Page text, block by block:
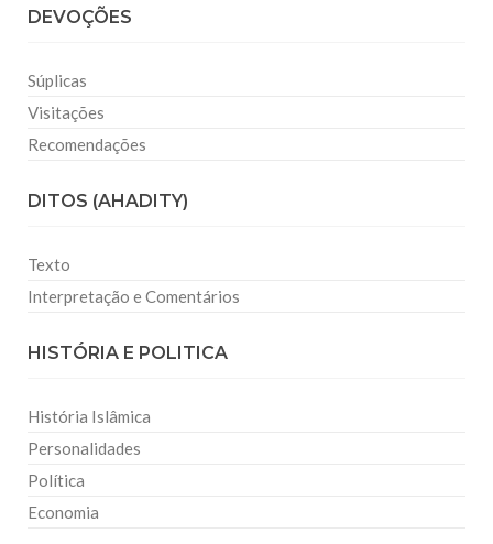
DEVOÇÕES
Súplicas
Visitações
Recomendações
DITOS (AHADITY)
Texto
Interpretação e Comentários
HISTÓRIA E POLITICA
História Islâmica
Personalidades
Política
Economia